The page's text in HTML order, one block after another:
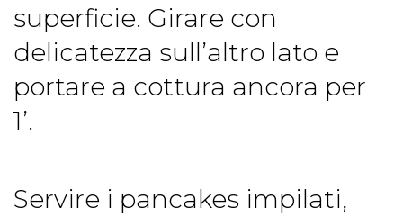
superficie. Girare con
delicatezza sull’altro lato e
portare a cottura ancora per
1’.
Servire i pancakes impilati,